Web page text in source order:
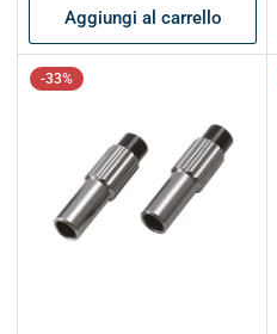
Aggiungi al carrello
-33%